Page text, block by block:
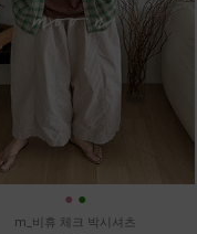
● ●
m_비휴 체크 박시셔츠